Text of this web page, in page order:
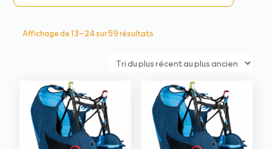
Affichage de 13–24 sur 59 résultats
récent
plus
ancien